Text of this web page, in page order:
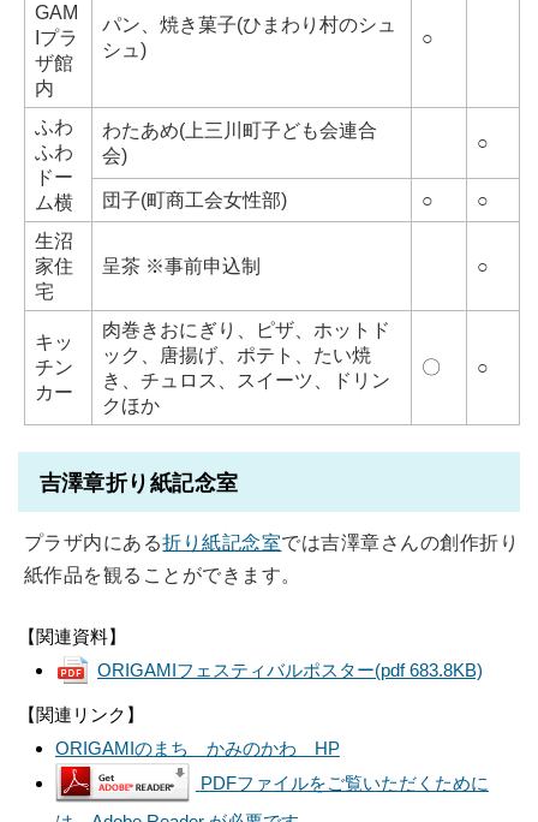
GAM
Iプラ
ザ館
内
パン、焼き菓子(ひまわり村のシュ
シュ)
○
ふわ
ふわ
ドー
ム横
わたあめ(上三川町子ども会連合
会)
○
団子(町商工会女性部) ○
○
生沼
家住
宅
呈茶 ※事前申込制 ○
キッ
チン
カー
肉巻きおにぎり、ピザ、ホットド
ック、唐揚げ、ポテト、たい焼
き、チュロス、スイーツ、ドリン
クほか
〇 ○
吉澤章折り紙記念室
プラザ内にある折り紙記念室では吉澤章さんの創作折り
紙作品を観ることができます。
【関連資料】
ORIGAMIフェスティバルポスター(pdf 683.8KB)
【関連リンク】
ORIGAMIのまち かみのかわ HP
PDFファイルをご覧いただくために